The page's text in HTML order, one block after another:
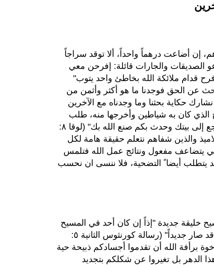
إن أضاعت درهماً واحداً، ألا توقد سراجاً
الصديقات والجارات قائلة: إفرحن معي
قدام ملائكة الله بخاطئ واحد يتوب"
كنا نبحث عن الحق فوجدنا ما هو أكثر وأثمن من
حكاية بحثنا وما وجدناه مع الآخرين
كان به شياطين وأخرجها منه، طلب
الرجل من يسوع أن يكون معه ولكن يسوع قال له "ارجع إلى بيتك وحدث بكم صنع الله بك" (لوقا ٨:
والذين شفاهم نتعلم حقيقة هامة لكل
مفعول ونتائج عمل الله فتلمس
أيضا ً التضحية، فلا ننسى ان نحسب
إذاً إن كان أحد في المسيح
فهو خليقة جديدة. الأشياء العتيقة قد مضت، هوذا الكل قد صار جديداً" (رسالة كورنثوس الثانية ٥:
برأفة الله أن تقدموا أجسادكم ذبيحة حية
الدهر بل تغيروا عن شكلكم بتجديد